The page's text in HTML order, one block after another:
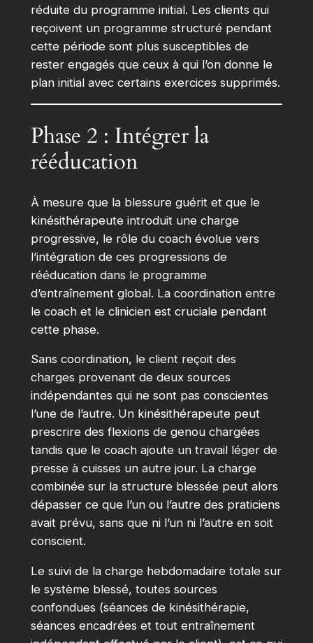
réduite du programme initial. Les clients qui
reçoivent un programme structuré pendant
cette période sont plus susceptibles de
rester engagés que ceux à qui l’on donne le
plan initial avec certains exercices supprimés.
Phase 2 : Intégrer la
rééducation
À mesure que la blessure guérit et que le
kinésithérapeute introduit une charge
progressive, le rôle du coach évolue vers
l’intégration de ces progressions de
rééducation dans le programme
d’entraînement global. La coordination entre
le coach et le clinicien est cruciale pendant
cette phase.
Sans coordination, le client reçoit des
charges provenant de deux sources
indépendantes qui ne sont pas conscientes
l’une de l’autre. Un kinésithérapeute peut
prescrire des flexions de genou chargées
tandis que le coach ajoute un travail léger de
presse à cuisses un autre jour. La charge
combinée sur la structure blessée peut alors
dépasser ce que l’un ou l’autre des praticiens
avait prévu, sans que ni l’un ni l’autre en soit
conscient.
Le suivi de la charge hebdomadaire totale sur
le système blessé, toutes sources
confondues (séances de kinésithérapie,
séances encadrées et tout entraînement